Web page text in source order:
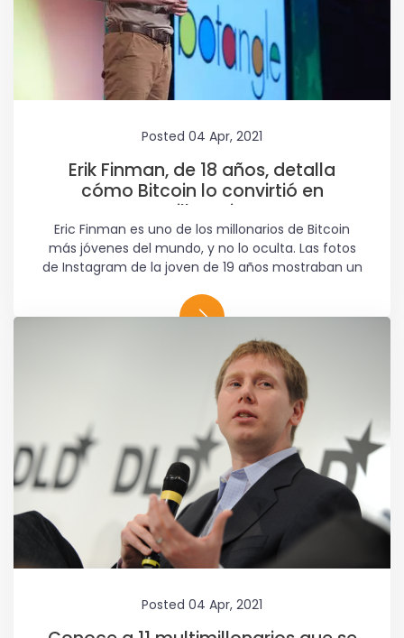
Posted 04 Apr, 2021
Erik Finman, de 18 años, detalla
cómo Bitcoin lo convirtió en
millonario
Eric Finman es uno de los millonarios de Bitcoin
más jóvenes del mundo, y no lo oculta. Las fotos
de Instagram de la joven de 19 años mostraban un
llena de dinero, y escribían: "Comparado con
hacer una cama ...".
Posted 04 Apr, 2021